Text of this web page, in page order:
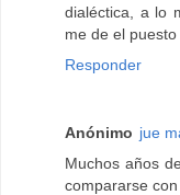
dialéctica, a lo
me de el
Responder
Anónimo jue
Muchos años
compararse con